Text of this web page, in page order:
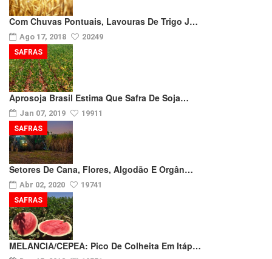
Com Chuvas Pontuais, Lavouras De Trigo J…
Ago 17, 2018 20249
Aprosoja Brasil Estima Que Safra De Soja…
Jan 07, 2019 19911
SAFRAS
Setores De Cana, Flores, Algodão E Orgân…
Abr 02, 2020 19741
SAFRAS
MELANCIA/CEPEA: Pico De Colheita Em Itáp…
SAFRAS